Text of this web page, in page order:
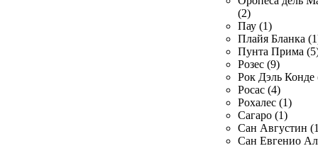
(2)
Пау (1)
Плайя Бланка
Пунта Прима
Розес (9)
Рок Дэль Конде
Росас (4)
Рохалес (1)
Сагаро (1)
Сан Августин
Сан Евгенио